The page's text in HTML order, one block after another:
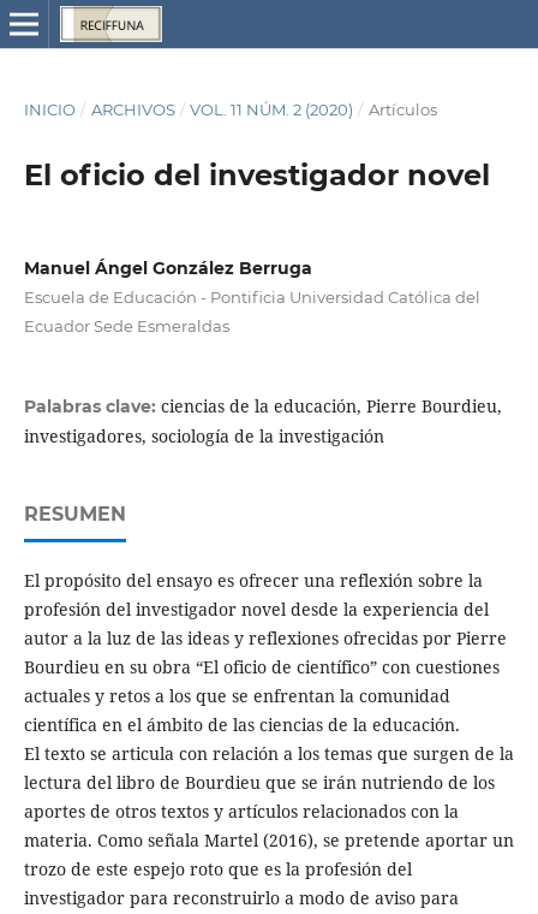
INICIO / ARCHIVOS / VOL. 11 NÚM. 2 (2020) / Artículos
El oficio del investigador novel
Manuel Ángel González Berruga
Escuela de Educación - Pontificia Universidad Católica del
Ecuador Sede Esmeraldas
Palabras clave: ciencias de la educación, Pierre Bourdieu,
investigadores, sociología de la investigación
RESUMEN
El propósito del ensayo es ofrecer una reflexión sobre la
profesión del investigador novel desde la experiencia del
autor a la luz de las ideas y reflexiones ofrecidas por Pierre
Bourdieu en su obra “El oficio de científico” con cuestiones
actuales y retos a los que se enfrentan la comunidad
científica en el ámbito de las ciencias de la educación.
El texto se articula con relación a los temas que surgen de la
lectura del libro de Bourdieu que se irán nutriendo de los
aportes de otros textos y artículos relacionados con la
materia. Como señala Martel (2016), se pretende aportar un
trozo de este espejo roto que es la profesión del
investigador para reconstruirlo a modo de aviso para